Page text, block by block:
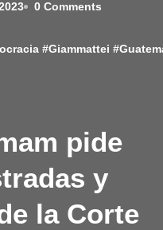
0 Comments
#Giammattei #
pide
y
la Corte